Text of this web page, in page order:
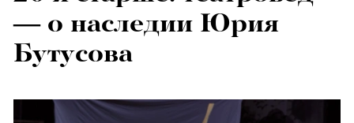
— о наследии Юрия
Бутусова